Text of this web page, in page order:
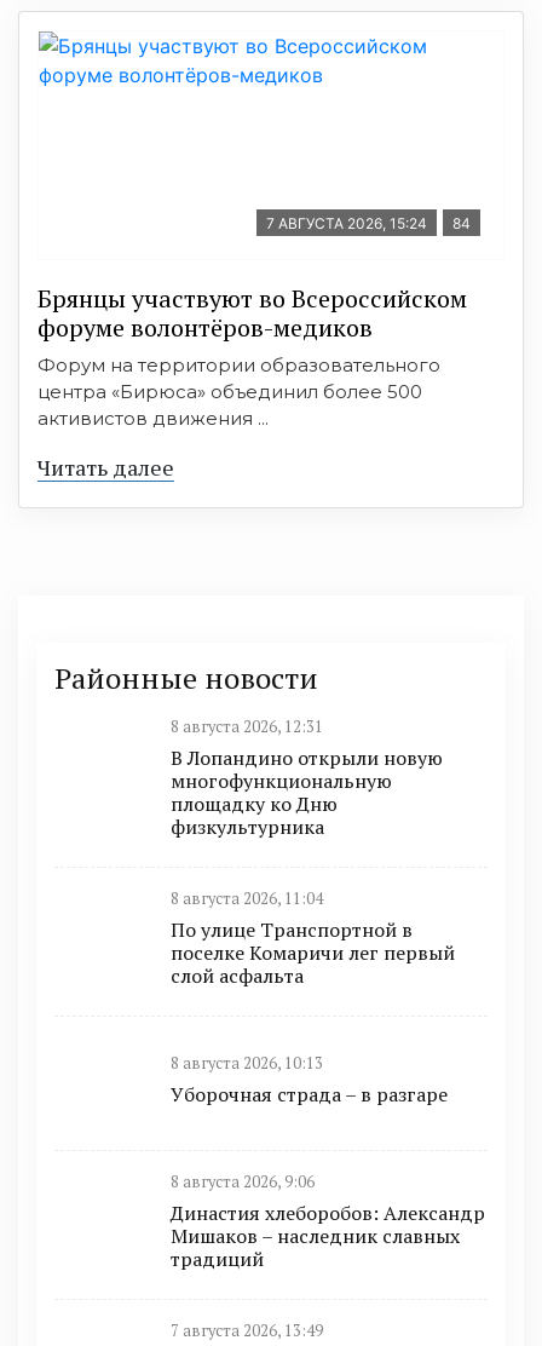
7 АВГУСТА 2026, 15:24 84
Брянцы участвуют во Всероссийском
форуме волонтёров-медиков
Форум на территории образовательного
центра «Бирюса» объединил более 500
активистов движения ...
Читать далее
Районные новости
8 августа 2026, 12:31
В Лопандино открыли новую
многофункциональную
площадку ко Дню
физкультурника
8 августа 2026, 11:04
По улице Транспортной в
поселке Комаричи лег первый
слой асфальта
8 августа 2026, 10:13
Уборочная страда – в разгаре
8 августа 2026, 9:06
Династия хлеборобов: Александр
Мишаков – наследник славных
традиций
7 августа 2026, 13:49